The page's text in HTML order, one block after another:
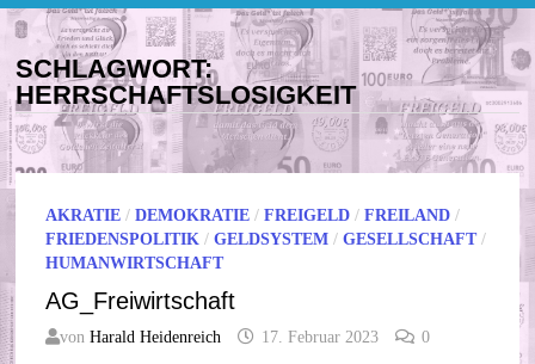
SCHLAGWORT:
HERRSCHAFTSLOSIGKEIT
AKRATIE /DEMOKRATIE /FREIGELD /FREILAND /
FRIEDENSPOLITIK /GELDSYSTEM /GESELLSCHAFT/
HUMANWIRTSCHAFT
AG_Freiwirtschaft
vonHarald Heidenreich 17. Februar 2023 0